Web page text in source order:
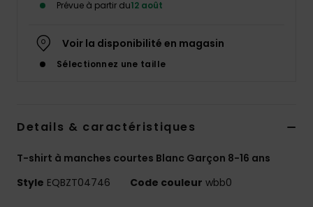
Prévue à partir du12 août
Voir la disponibilité en magasin
Sélectionnez une taille
Details & caractéristiques
T-shirt à manches courtes Blanc Garçon 8-16 ans
Style EQBZT04746 Code couleur wbb0